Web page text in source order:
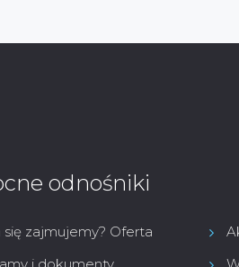
odnośniki
się zajmujemy? Oferta